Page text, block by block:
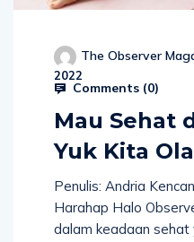
The Observer
2022
Comments (0)
Mau Sehat
Yuk Kita
Penulis: Andria
Harahap Halo
dalam keadaan sehat